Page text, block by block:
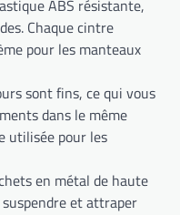
ABS résistante,
Chaque cintre
pour les manteaux
sont fins, ce qui vous
dans le même
utilisée pour les
en métal de haute
et attraper